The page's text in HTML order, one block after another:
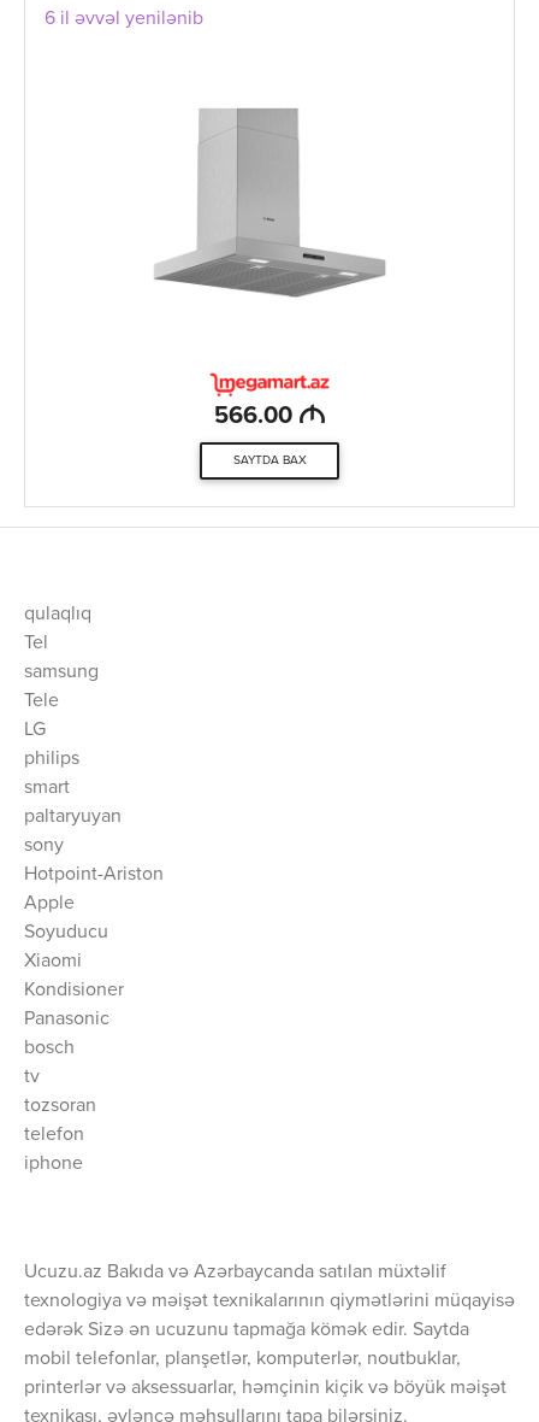
6 il əvvəl yenilənib
566.00 M
SAYTDA BAX
qulaqlıq
Tel
samsung
Tele
LG
philips
smart
paltaryuyan
sony
Hotpoint-Ariston
Apple
Soyuducu
Xiaomi
Kondisioner
Panasonic
bosch
tv
tozsoran
telefon
iphone
Ucuzu.az Bakıda və Azərbaycanda satılan müxtəlif
texnologiya və məişət texnikalarının qiymətlərini müqayisə
edərək Sizə ən ucuzunu tapmağa kömək edir. Saytda
mobil telefonlar, planşetlər, komputerlər, noutbuklar,
printerlər və aksessuarlar, həmçinin kiçik və böyük məişət
texnikası, əyləncə məhsullarını tapa bilərsiniz.